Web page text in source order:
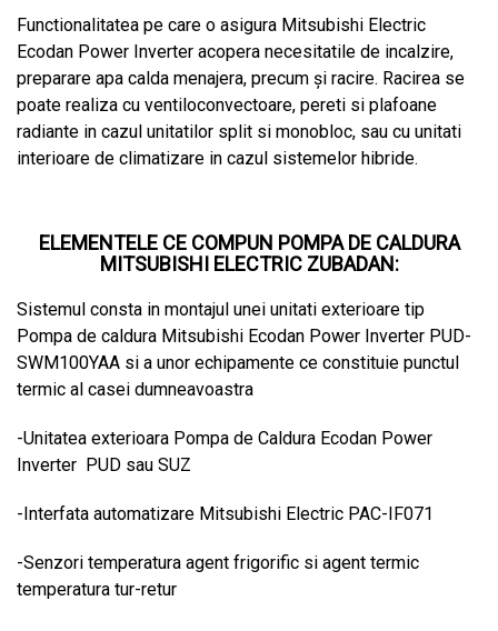
Functionalitatea pe care o asigura Mitsubishi Electric
Ecodan Power Inverter acopera necesitatile de incalzire,
preparare apa calda menajera, precum și racire. Racirea se
poate realiza cu ventiloconvectoare, pereti si plafoane
radiante in cazul unitatilor split si monobloc, sau cu unitati
interioare de climatizare in cazul sistemelor hibride.
ELEMENTELE CE COMPUN POMPA DE CALDURA
MITSUBISHI ELECTRIC ZUBADAN:
Sistemul consta in montajul unei unitati exterioare tip
Pompa de caldura Mitsubishi Ecodan Power Inverter PUD-
SWM100YAA si a unor echipamente ce constituie punctul
termic al casei dumneavoastra
-Unitatea exterioara Pompa de Caldura Ecodan Power
Inverter PUD sau SUZ
-Interfata automatizare Mitsubishi Electric PAC-IF071
-Senzori temperatura agent frigorific si agent termic
temperatura tur-retur